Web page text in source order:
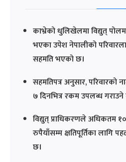
काभ्रेको धुलिखेलमा विद्युत्
भएका उपेश नेपालीको
सहमति भएको छ।
सहमतिपत्र अनुसार, परिवारको
७ दिनभित्र रकम उपलब्ध
विद्युत् प्राधिकरणले अधिकतम
रुपैयाँसम्म क्षतिपूर्तिका लागि
छ।